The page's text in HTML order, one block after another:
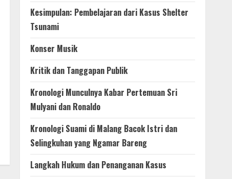
Kesimpulan: Pembelajaran dari Kasus Shelter
Tsunami
Konser Musik
Kritik dan Tanggapan Publik
Kronologi Munculnya Kabar Pertemuan Sri
Mulyani dan Ronaldo
Kronologi Suami di Malang Bacok Istri dan
Selingkuhan yang Ngamar Bareng
Langkah Hukum dan Penanganan Kasus